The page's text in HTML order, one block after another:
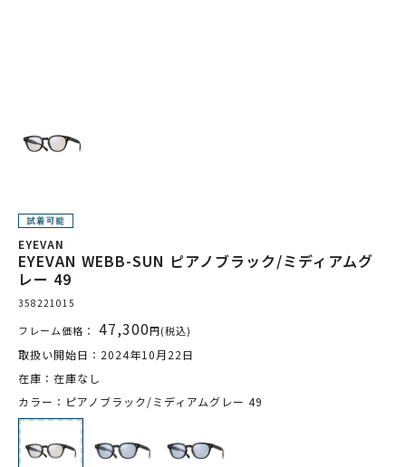
EYEVAN
EYEVAN WEBB-SUN ピアノブラック/ミディアムグ
レー 49
358221015
フレーム価格： 47,300円(税込)
取扱い開始日：2024年10月22日
在庫：在庫なし
カラー：ピアノブラック/ミディアムグレー 49